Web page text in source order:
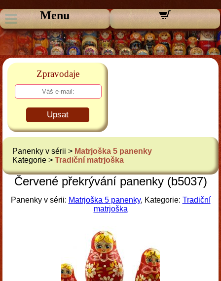
Menu
Zpravodaje
Upsat
Panenky v sérii > Matrjoška 5 panenky
Kategorie > Tradiční matrjoška
Červené překrývání panenky (b5037)
Panenky v sérii: Matrjoška 5 panenky, Kategorie: Tradiční
matrjoška